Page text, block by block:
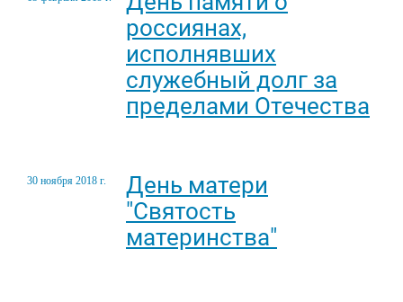
россиянах,
исполнявших
служебный долг за
пределами Отечества
30 ноября 2018 г.
День матери
"Святость
материнства"